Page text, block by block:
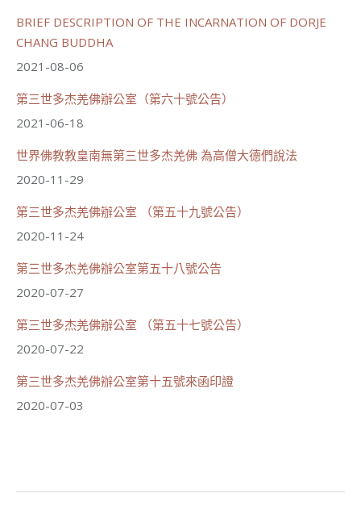
載入更多
BRIEF DESCRIPTION OF THE INCARNATION OF DORJE
CHANG BUDDHA
2021-08-06
第三世多杰羌佛辦公室（第六十號公告）
2021-06-18
世界佛教教皇南無第三世多杰羌佛 為高僧大德們說法
2020-11-29
第三世多杰羌佛辦公室 （第五十九號公告）
2020-11-24
第三世多杰羌佛辦公室第五十八號公告
2020-07-27
第三世多杰羌佛辦公室 （第五十七號公告）
2020-07-22
第三世多杰羌佛辦公室第十五號來函印證
2020-07-03